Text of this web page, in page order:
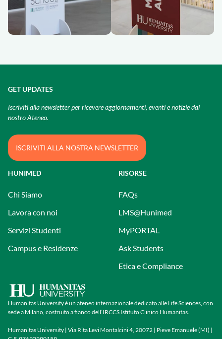
Humanitas University è un ateneo internazionale dedicato alle Life Sciences, con
sede a Milano, costruito a fianco dell’IRCCS Istituto Clinico Humanitas.
Humanitas University | Via Rita Levi Montalcini 4, 20072 | Pieve Emanuele (MI) |
HUNIMED
Chi Siamo
Lavora con noi
Servizi Studenti
Campus e Residenze
RISORSE
FAQs
LMS@Hunimed
MyPORTAL
Ask Students
Etica e Compliance
GET UPDATES
Iscriviti alla newsletter per ricevere aggiornamenti, eventi e notizie dal
nostro Ateneo.
ISCRIVITI ALLA NOSTRA NEWSLETTER